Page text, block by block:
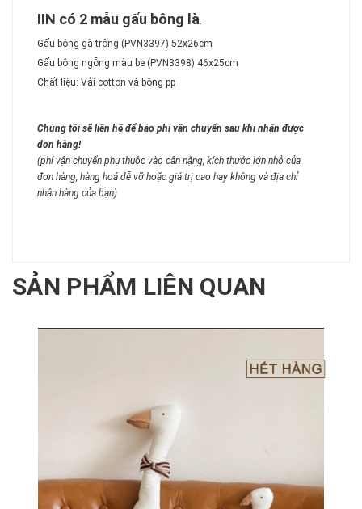
IIN có 2 mẫu gấu bông là:
Gấu bông gà trống (PVN3397) 52x26cm
Gấu bông ngỗng màu be (PVN3398) 46x25cm
Chất liệu: Vải cotton và bông pp
Chúng tôi sẽ liên hệ để báo phí vận chuyển sau khi nhận được
đơn hàng!
(phí vận chuyển phụ thuộc vào cân nặng, kích thước lớn nhỏ của
đơn hàng, hàng hoá dễ vỡ hoặc giá trị cao hay không và địa chỉ
nhận hàng của bạn)
SẢN PHẨM LIÊN QUAN